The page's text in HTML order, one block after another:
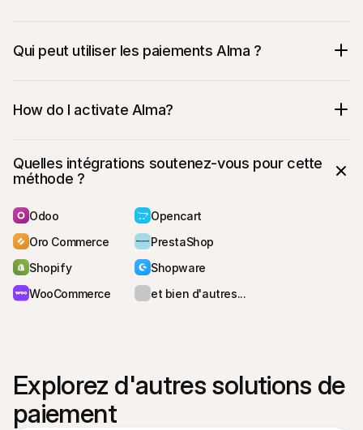
Qui peut utiliser les paiements Alma ?
How do I activate Alma?
Quelles intégrations soutenez-vous pour cette
méthode ?
Odoo
Opencart
Oro Commerce
PrestaShop
Shopify
Shopware
WooCommerce
et bien d'autres...
Explorez d'autres solutions de
paiement